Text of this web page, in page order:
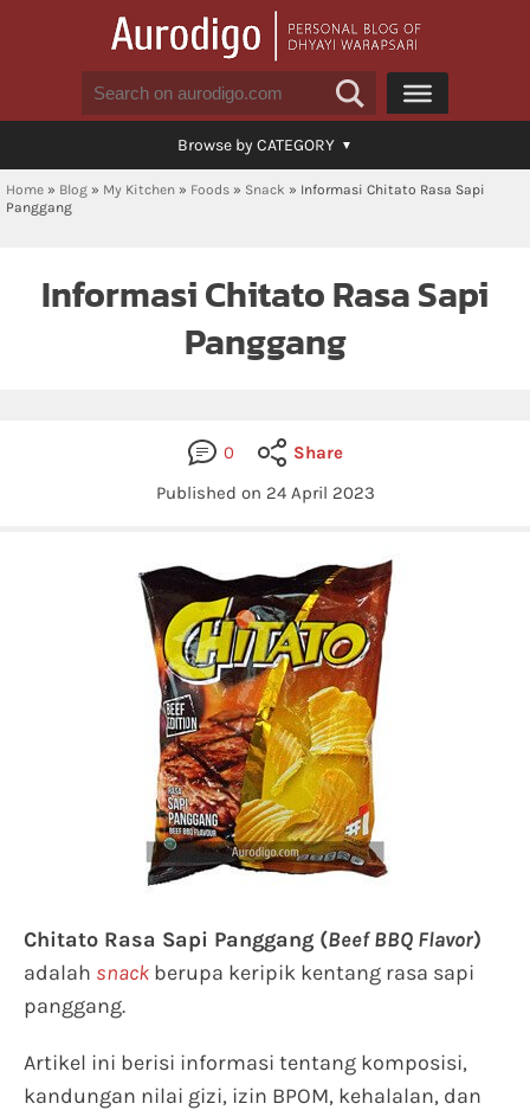
Browse by CATEGORY
Home » Blog » My Kitchen » Foods » Snack » Informasi Chitato Rasa Sapi
Panggang
Informasi Chitato Rasa Sapi
Panggang
0
Share
Published on 24 April 2023
Chitato Rasa Sapi Panggang (Beef BBQ Flavor)
adalah snack berupa keripik kentang rasa sapi
panggang.
Artikel ini berisi informasi tentang komposisi,
kandungan nilai gizi, izin BPOM, kehalalan, dan